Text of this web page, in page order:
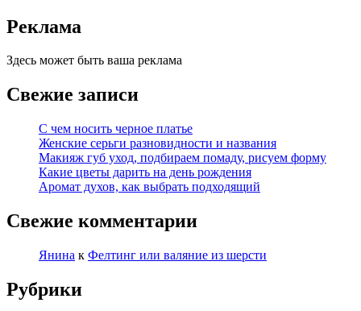
Реклама
Здесь может быть ваша реклама
Свежие записи
С чем носить черное платье
Женские серьги разновидности и названия
Макияж губ уход, подбираем помаду, рисуем форму
Какие цветы дарить на день рождения
Аромат духов, как выбрать подходящий
Свежие комментарии
Янина к Фелтинг или валяние из шерсти
Рубрики